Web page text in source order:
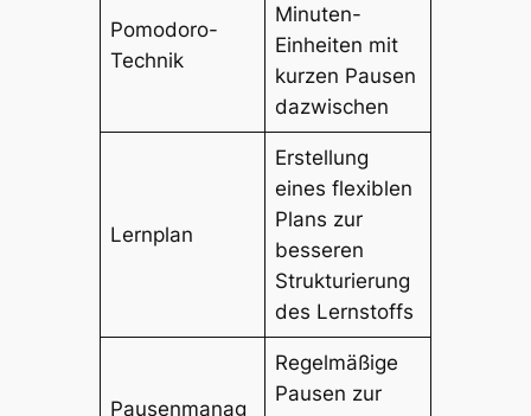
Pomodoro-
Technik
Minuten-
Einheiten mit
kurzen Pausen
dazwischen
Lernplan
Erstellung
eines flexiblen
Plans zur
besseren
Strukturierung
des Lernstoffs
Pausenmanag
Regelmäßige
Pausen zur